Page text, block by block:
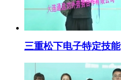
三重松下电子特定技能